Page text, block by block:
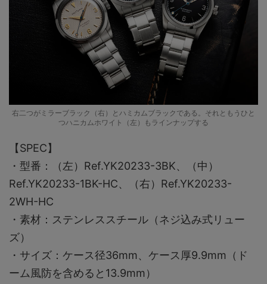
右二つがミラーブラック（右）とハミカムブラックである。それともうひと
つハニカムホワイト（左）もラインナップする
【SPEC】
・型番：（左）Ref.YK20233-3BK、（中）
Ref.YK20233-1BK-HC、（右）Ref.YK20233-
2WH-HC
・素材：ステンレススチール（ネジ込み式リュー
ズ）
・サイズ：ケース径36mm、ケース厚9.9mm（ド
ーム風防を含めると13.9mm）